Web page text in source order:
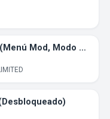
Wing Fighter MOD APK (Menú Mod, Modo Dios)